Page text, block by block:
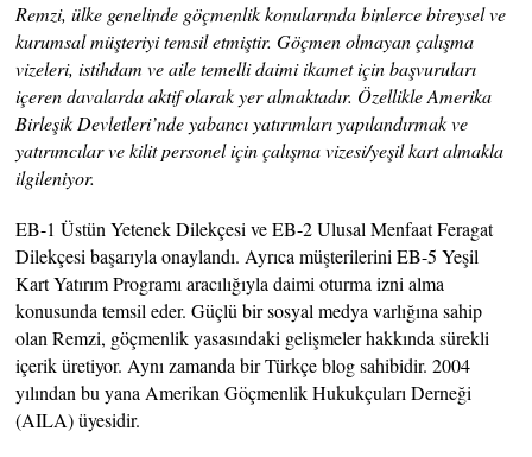
Remzi, ülke genelinde göçmenlik konularında binlerce bireysel ve
kurumsal müşteriyi temsil etmiştir. Göçmen olmayan çalışma
vizeleri, istihdam ve aile temelli daimi ikamet için başvuruları
içeren davalarda aktif olarak yer almaktadır. Özellikle Amerika
Birleşik Devletleri’nde yabancı yatırımları yapılandırmak ve
yatırımcılar ve kilit personel için çalışma vizesi/yeşil kart almakla
ilgileniyor.
EB-1 Üstün Yetenek Dilekçesi ve EB-2 Ulusal Menfaat Feragat
Dilekçesi başarıyla onaylandı. Ayrıca müşterilerini EB-5 Yeşil
Kart Yatırım Programı aracılığıyla daimi oturma izni alma
konusunda temsil eder. Güçlü bir sosyal medya varlığına sahip
olan Remzi, göçmenlik yasasındaki gelişmeler hakkında sürekli
içerik üretiyor. Aynı zamanda bir Türkçe blog sahibidir. 2004
yılından bu yana Amerikan Göçmenlik Hukukçuları Derneği
(AILA) üyesidir.